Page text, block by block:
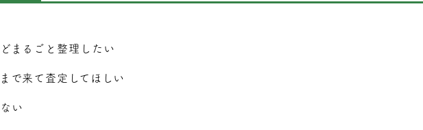
まるごと整理したい
で来て査定してほしい
い